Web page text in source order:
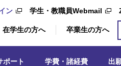
在学生の方へ 卒業生の方へ
ン 学生・教職員Webmail
ポート 学費・諸経費 出